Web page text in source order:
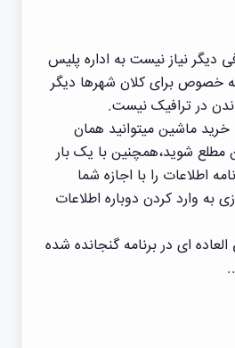
دیگر نیاز نیست به اداره پلیس
و به خصوص برای کلان شهرها دیگر
در ترافیک نیست.
خرید ماشین میتوانید همان
مطلع شوید،همچنین با یک بار
اطلاعات را با اجازه شما
به وارد کردن دوباره اطلاعات
ای در برنامه گنجانده شده